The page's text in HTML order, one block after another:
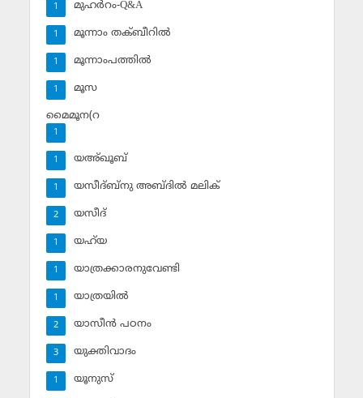
മുഹര്‍റം-Q&A
1
മൂന്നാം തക്ബീറില്‍
1
മൂന്നാംപത്തില്‍
1
മൂസ
1
മൈമൂന(റ
1
യഅ്ഖൂബ്‌
1
യസീദ്ബ്‌നു അബ്ദില്‍ മലിക്‌
1
യസീദ്‌
2
യഹ്‌യ
1
യാത്രക്കാരനുവേണ്ടി
1
യാത്രയില്‍
1
യാസീന്‍ പഠനം
2
യുക്തിവാദം
3
യൂനുസ്‌
1